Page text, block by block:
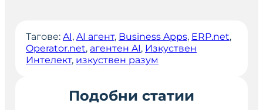
Тагове: AI, AI агент, Business Apps, ERP.net
Operator.net, агентен AI, Изкуствен
Интелект, изкуствен разум
Подобни статии